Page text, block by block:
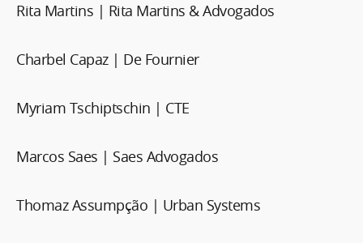
Rita Martins | Rita Martins & Advogados
Charbel Capaz | De Fournier
Myriam Tschiptschin | CTE
Marcos Saes | Saes Advogados
Thomaz Assumpção | Urban Systems